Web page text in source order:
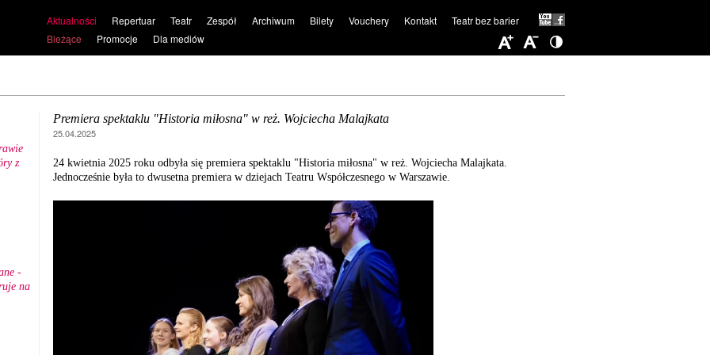
Aktualności
Bieżące
Promocje Dla mediów
Repertuar Teatr Zespół Archiwum Bilety Vouchery Kontakt Teatr bez barier
z
-
na
Premiera spektaklu "Historia miłosna" w reż. Wojciecha Malajkata
25.04.2025
24 kwietnia 2025 roku odbyła się premiera spektaklu "Historia miłosna" w reż. Wojciecha Malajkata.
Jednocześnie była to dwusetna premiera w dziejach Teatru Współczesnego w Warszawie.